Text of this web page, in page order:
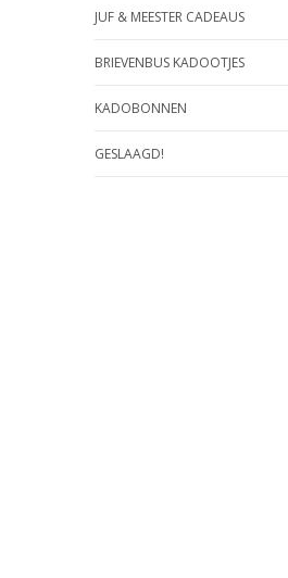
JUF & MEESTER CADEAUS
BRIEVENBUS KADOOTJES
KADOBONNEN
GESLAAGD!